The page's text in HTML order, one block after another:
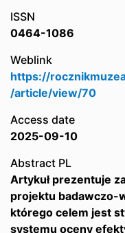
ISSN
0464-1086
Weblink
https://
/article/view/70
Access date
2025-09-10
Abstract PL
Artykuł prezentuje
projektu badawczo-
którego celem jest
systemu oceny